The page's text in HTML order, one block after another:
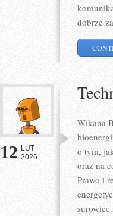
dobrze
12 LUT
2026
Wikana
o tym,
oraz na
Prawo i